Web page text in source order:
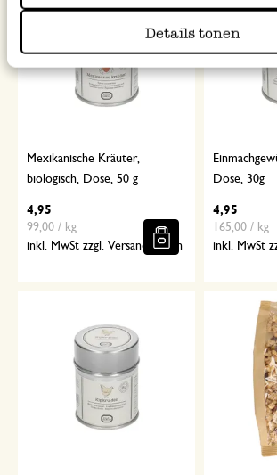
Details tonen
Mexikanische Kräuter,
biologisch, Dose, 50 g
4,95
99,00 / kg
inkl. MwSt zzgl. Versandkosten
Dose, 30g
4,95
165,00 / kg
inkl. MwSt